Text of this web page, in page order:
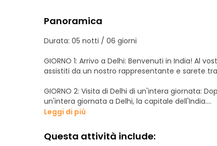
Panoramica
Durata: 05 notti / 06 giorni
GIORNO 1: Arrivo a Delhi: Benvenuti in India! Al
assistiti da un nostro rappresentante e sarete
GIORNO 2: Visita di Delhi di un'intera giornata:
un'intera giornata a Delhi, la capitale dell'India.
Attrazioni di Delhi:
Masjid, Tempio Birla e Tempio Iskcon, Casa del
Leggi di più
Questa attività include: